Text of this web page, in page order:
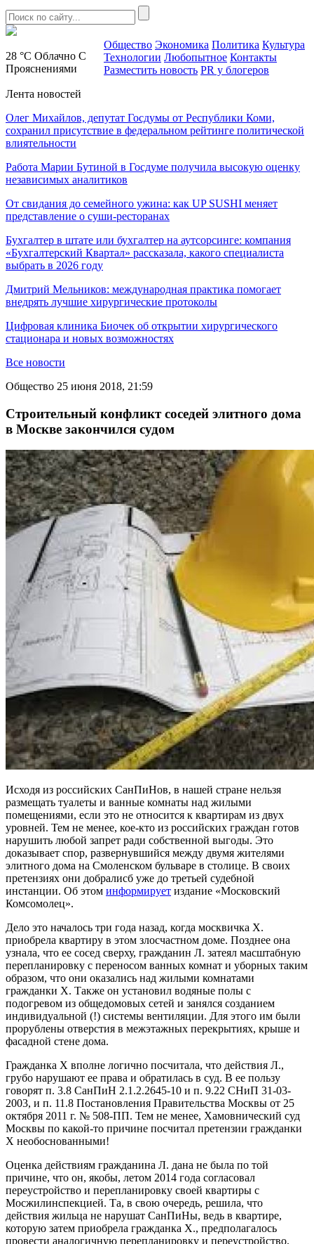
28 °C Облачно С
Прояснениями
Общество Экономика Политика Культура
Технологии Любопытное Контакты
Разместить новость PR у блогеров
Лента новостей
Олег Михайлов, депутат Госдумы от Республики Коми,
сохранил присутствие в федеральном рейтинге политической
влиятельности
Работа Марии Бутиной в Госдуме получила высокую оценку
независимых аналитиков
От свидания до семейного ужина: как UP SUSHI меняет
представление о суши-ресторанах
Бухгалтер в штате или бухгалтер на аутсорсинге: компания
«Бухгалтерский Квартал» рассказала, какого специалиста
выбрать в 2026 году
Дмитрий Мельников: международная практика помогает
внедрять лучшие хирургические протоколы
Цифровая клиника Биочек об открытии хирургического
стационара и новых возможностях
Все новости
Общество 25 июня 2018, 21:59
Строительный конфликт соседей элитного дома
в Москве закончился судом
Исходя из российских СанПиНов, в нашей стране нельзя
размещать туалеты и ванные комнаты над жилыми
помещениями, если это не относится к квартирам из двух
уровней. Тем не менее, кое-кто из российских граждан готов
нарушить любой запрет ради собственной выгоды. Это
доказывает спор, развернувшийся между двумя жителями
элитного дома на Смоленском бульваре в столице. В своих
претензиях они добралисб уже до третьей судебной
инстанции. Об этом информирует издание «Московский
Комсомолец».
Дело это началось три года назад, когда москвичка Х.
приобрела квартиру в этом злосчастном доме. Позднее она
узнала, что ее сосед сверху, гражданин Л. затеял масштабную
перепланировку с переносом ванных комнат и уборных таким
образом, что они оказались над жилыми комнатами
гражданки Х. Также он установил водяные полы с
подогревом из общедомовых сетей и занялся созданием
индивидуальной (!) системы вентиляции. Для этого им были
прорублены отверстия в межэтажных перекрытиях, крыше и
фасадной стене дома.
Гражданка Х вполне логично посчитала, что действия Л.,
грубо нарушают ее права и обратилась в суд. В ее пользу
говорят п. 3.8 СанПиН 2.1.2.2645-10 и п. 9.22 СНиП 31-03-
2003, и п. 11.8 Постановления Правительства Москвы от 25
октября 2011 г. № 508-ПП. Тем не менее, Хамовнический суд
Москвы по какой-то причине посчитал претензии гражданки
Х необоснованными!
Оценка действиям гражданина Л. дана не была по той
причине, что он, якобы, летом 2014 года согласовал
переустройство и перепланировку своей квартиры с
Мосжилинспекцией. Та, в свою очередь, решила, что
действия жильца не нарушат СанПиНы, ведь в квартире,
которую затем приобрела гражданка Х., предполагалось
провести аналогичную перепланировку и переустройство.